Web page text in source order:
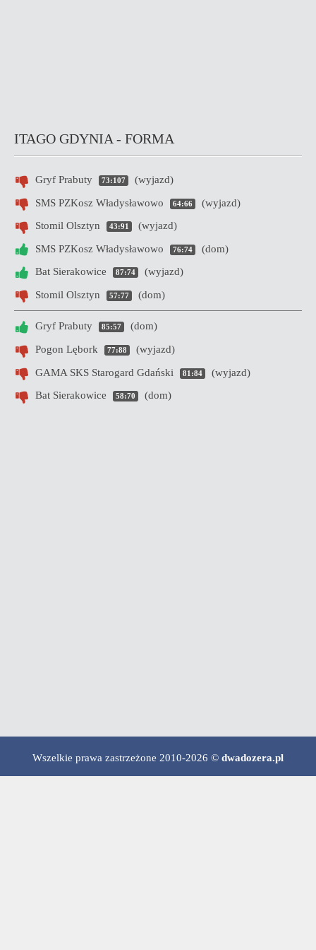
ITAGO GDYNIA - FORMA
Gryf Prabuty 73:107 (wyjazd)
SMS PZKosz Władysławowo 64:66 (wyjazd)
Stomil Olsztyn 43:91 (wyjazd)
SMS PZKosz Władysławowo 76:74 (dom)
Bat Sierakowice 87:74 (wyjazd)
Stomil Olsztyn 57:77 (dom)
Gryf Prabuty 85:57 (dom)
Pogon Lębork 77:88 (wyjazd)
GAMA SKS Starogard Gdański 81:84 (wyjazd)
Bat Sierakowice 58:70 (dom)
Wszelkie prawa zastrzeżone 2010-2026 © dwadozera.pl